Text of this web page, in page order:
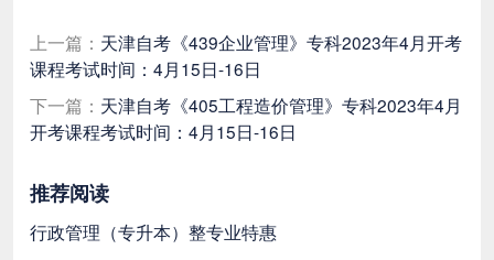
上一篇： 天津自考《439企业管理》专科2023年4月开考
课程考试时间：4月15日-16日
下一篇： 天津自考《405工程造价管理》专科2023年4月
开考课程考试时间：4月15日-16日
推荐阅读
行政管理（专升本）整专业特惠